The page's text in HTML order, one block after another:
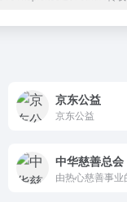
京东公益
京东公益
中华慈善总会